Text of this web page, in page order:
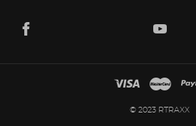
© 2023 RTRAXX